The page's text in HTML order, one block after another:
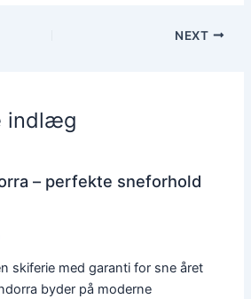
NEXT
indlæg
– perfekte sneforhold
skiferie med garanti for sne året
byder på moderne